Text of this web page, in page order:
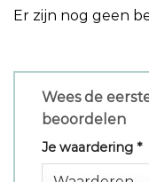
Er zijn nog geen
Wees de
beoordelen
Je waardering *